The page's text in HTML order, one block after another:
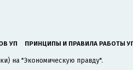
УП ПРИНЦИПЫ И ПРАВИЛА РАБОТЫ
на "Экономическую правду".